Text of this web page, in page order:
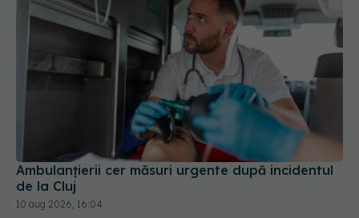
Ambulanțierii cer măsuri urgente după incidentul
de la Cluj
10 aug 2026, 16:04